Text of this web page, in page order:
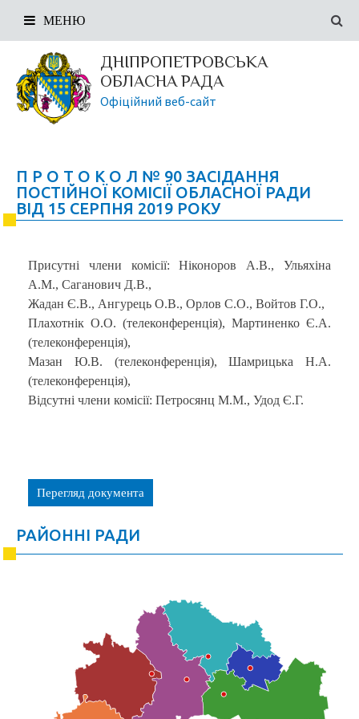
ДНІПРОПЕТРОВСЬКА
ОБЛАСНА РАДА
Офіційний веб-сайт
МЕНЮ
П Р О Т О К О Л № 90 ЗАСІДАННЯ
ПОСТІЙНОЇ КОМІСІЇ ОБЛАСНОЇ РАДИ
ВІД 15 СЕРПНЯ 2019 РОКУ
Присутні члени комісії: Ніконоров А.В., Ульяхіна
А.М., Саганович Д.В.,
Жадан Є.В., Ангурець О.В., Орлов С.О., Войтов Г.О.,
Плахотнік О.О. (телеконференція), Мартиненко Є.А.
(телеконференція),
Мазан Ю.В. (телеконференція), Шамрицька Н.А.
(телеконференція),
Відсутні члени комісії: Петросянц М.М., Удод Є.Г.
Перегляд документа
РАЙОННІ РАДИ